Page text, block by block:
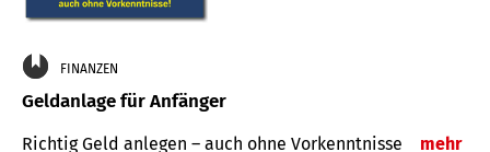
FINANZEN
Geldanlage für Anfänger
Richtig Geld anlegen – auch ohne Vorkenntnisse mehr